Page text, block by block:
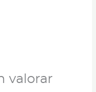
valorar